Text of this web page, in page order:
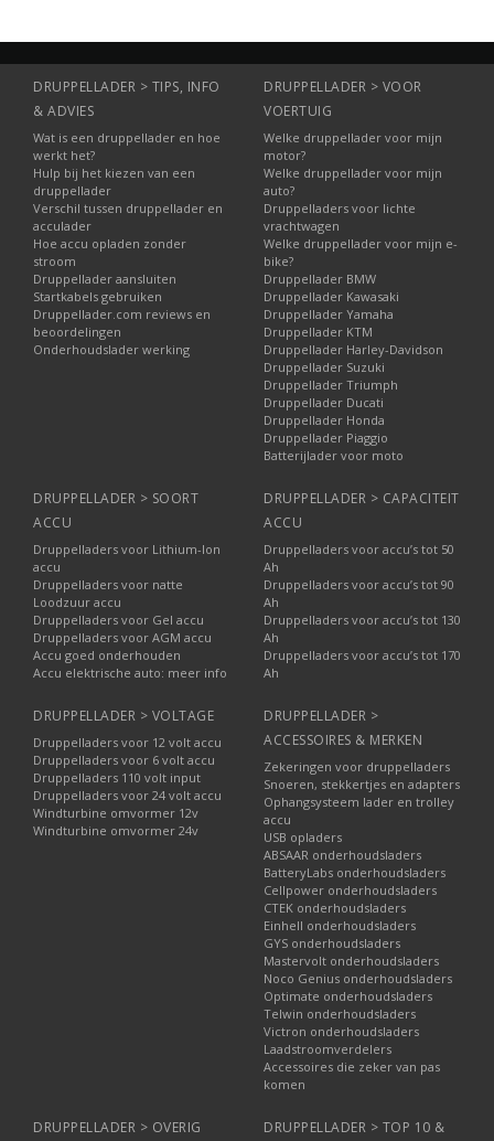
DRUPPELLADER > TIPS, INFO
& ADVIES
Wat is een druppellader en hoe
werkt het?
Hulp bij het kiezen van een
druppellader
Verschil tussen druppellader en
acculader
Hoe accu opladen zonder
stroom
Druppellader aansluiten
Startkabels gebruiken
Druppellader.com reviews en
beoordelingen
Onderhoudslader werking
DRUPPELLADER > VOOR
VOERTUIG
Welke druppellader voor mijn
motor?
Welke druppellader voor mijn
auto?
Druppelladers voor lichte
vrachtwagen
Welke druppellader voor mijn e-
bike?
Druppellader BMW
Druppellader Kawasaki
Druppellader Yamaha
Druppellader KTM
Druppellader Harley-Davidson
Druppellader Suzuki
Druppellader Triumph
Druppellader Ducati
Druppellader Honda
Druppellader Piaggio
Batterijlader voor moto
DRUPPELLADER > SOORT
ACCU
Druppelladers voor Lithium-Ion
accu
Druppelladers voor natte
Loodzuur accu
Druppelladers voor Gel accu
Druppelladers voor AGM accu
Accu goed onderhouden
Accu elektrische auto: meer info
DRUPPELLADER > CAPACITEIT
ACCU
Druppelladers voor accu’s tot 50
Ah
Druppelladers voor accu’s tot 90
Ah
Druppelladers voor accu’s tot 130
Ah
Druppelladers voor accu’s tot 170
Ah
DRUPPELLADER > VOLTAGE
Druppelladers voor 12 volt accu
Druppelladers voor 6 volt accu
Druppelladers 110 volt input
Druppelladers voor 24 volt accu
Windturbine omvormer 12v
Windturbine omvormer 24v
DRUPPELLADER >
ACCESSOIRES & MERKEN
Zekeringen voor druppelladers
Snoeren, stekkertjes en adapters
Ophangsysteem lader en trolley
accu
USB opladers
ABSAAR onderhoudsladers
BatteryLabs onderhoudsladers
Cellpower onderhoudsladers
CTEK onderhoudsladers
Einhell onderhoudsladers
GYS onderhoudsladers
Mastervolt onderhoudsladers
Noco Genius onderhoudsladers
Optimate onderhoudsladers
Telwin onderhoudsladers
Victron onderhoudsladers
Laadstroomverdelers
Accessoires die zeker van pas
komen
DRUPPELLADER > OVERIG
DRUPPELLADER > TOP 10 &